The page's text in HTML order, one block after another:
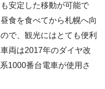
安定した移動が可能で
食を食べてから札幌へ向
で、観光にはとても便利
両は2017年のダイヤ改
1000番台電車が使用さ